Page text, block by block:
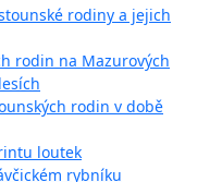
rodiny a jejich
rodin na Mazurových
rodin v době
loutek
rybníku